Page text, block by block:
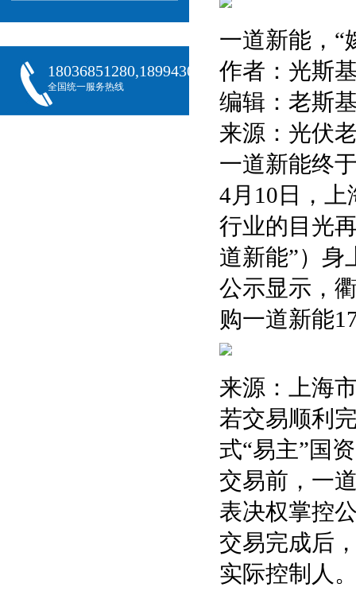
18036851280,18994301288,18068407382
全国统一服务热线
一道新能，“
作者：光斯
编辑：老斯
来源：光伏
一道新能终
4月10日，
行业的目光
道新能”）身
公示显示，
购一道新能
来源：上海
若交易顺利
式“易主”国
交易前，一
表决权掌控
交易完成后
实际控制人